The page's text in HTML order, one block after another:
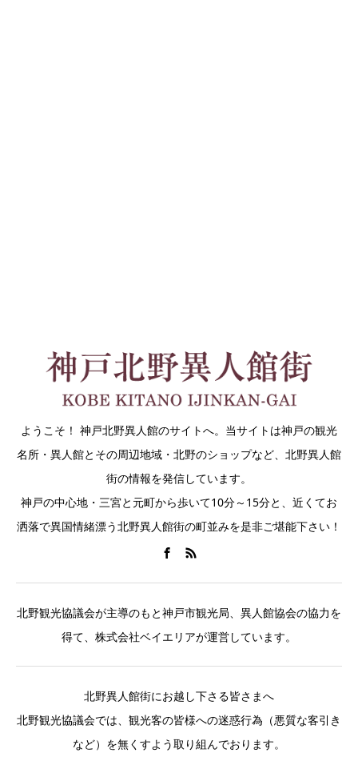
ようこそ！ 神戸北野異人館のサイトへ。当サイトは神戸の観光
名所・異人館とその周辺地域・北野のショップなど、北野異人館
街の情報を発信しています。
神戸の中心地・三宮と元町から歩いて10分～15分と、近くてお
洒落で異国情緒漂う北野異人館街の町並みを是非ご堪能下さい！
北野観光協議会が主導のもと神戸市観光局、異人館協会の協力を
得て、株式会社ベイエリアが運営しています。
北野異人館街にお越し下さる皆さまへ
北野観光協議会では、観光客の皆様への迷惑行為（悪質な客引き
など）を無くすよう取り組んでおります。